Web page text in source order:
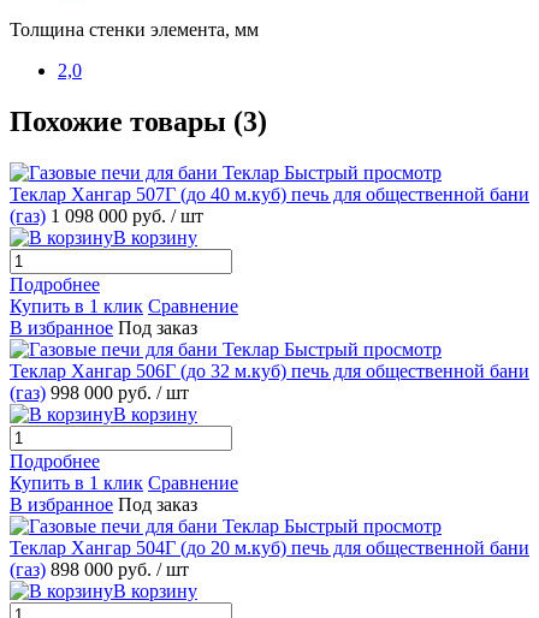
Толщина стенки элемента, мм
2,0
Похожие товары (3)
Быстрый просмотр
Теклар Хангар 507Г (до 40 м.куб) печь для общественной бани
(газ) 1 098 000 руб. / шт
В корзину
Подробнее
Купить в 1 клик Сравнение
В избранное Под заказ
Быстрый просмотр
Теклар Хангар 506Г (до 32 м.куб) печь для общественной бани
(газ) 998 000 руб. / шт
В корзину
Подробнее
Купить в 1 клик Сравнение
В избранное Под заказ
Быстрый просмотр
Теклар Хангар 504Г (до 20 м.куб) печь для общественной бани
(газ) 898 000 руб. / шт
В корзину